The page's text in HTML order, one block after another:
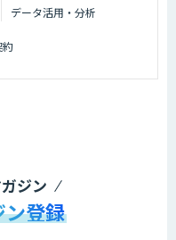
データ活用・分析
約
ジン
登録